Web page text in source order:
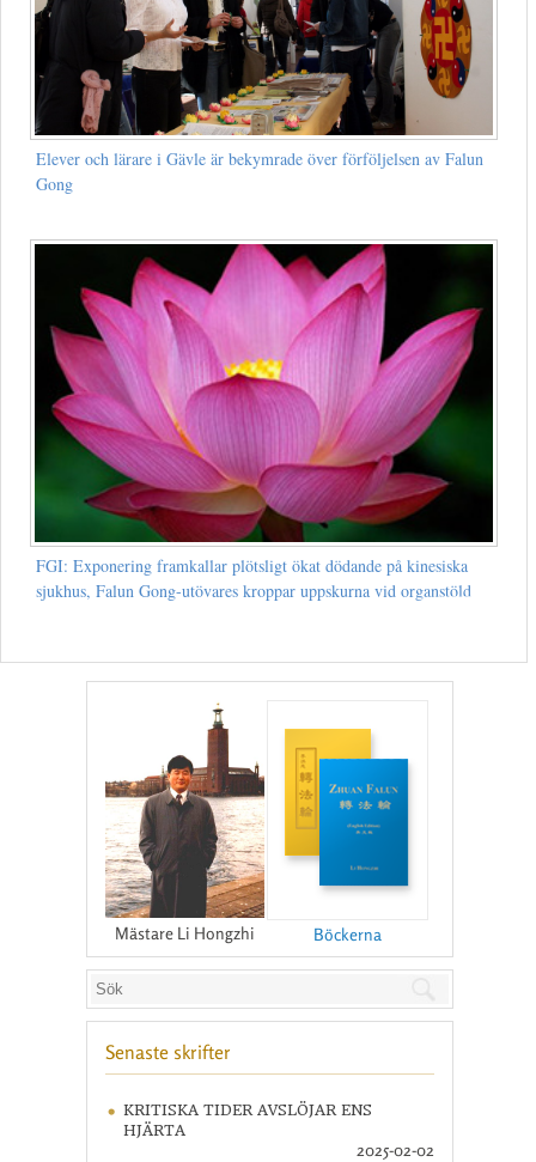
Elever och lärare i Gävle är bekymrade över förföljelsen av Falun
Gong
FGI: Exponering framkallar plötsligt ökat dödande på kinesiska
sjukhus, Falun Gong-utövares kroppar uppskurna vid organstöld
Mästare Li Hongzhi Böckerna
Senaste skrifter
KRITISKA TIDER AVSLÖJAR ENS
HJÄRTA
2025-02-02